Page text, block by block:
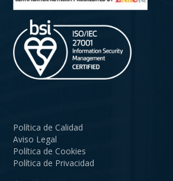
Política de Privacidad
Política de Cookies
Aviso Legal
Política de Calidad